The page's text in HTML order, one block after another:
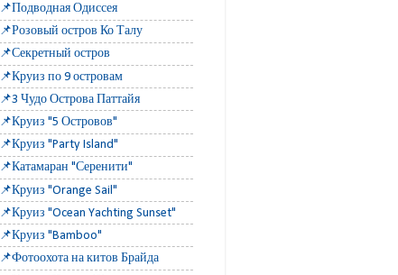
📌Подводная Одиссея
📌Розовый остров Ко Талу
📌Секретный остров
📌Круиз по 9 островам
📌3 Чудо Острова Паттайя
📌Круиз "5 Островов"
📌Круиз "Party Island"
📌Катамаран "Серенити"
📌Круиз "Orange Sail"
📌Круиз "Ocean Yachting Sunset"
📌Круиз "Bamboo"
📌Фотоохота на китов Брайда